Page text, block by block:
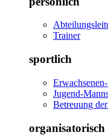
Trainer
sportlich
Jugend-
Betreuung
organisatorisch